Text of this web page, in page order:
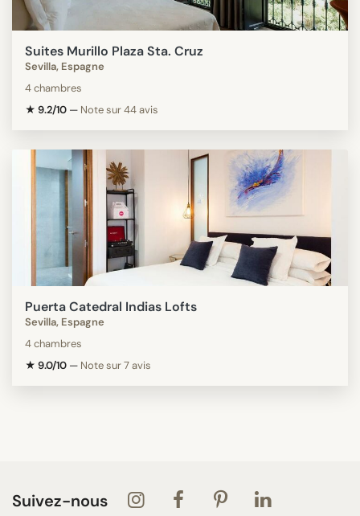
Suites Murillo Plaza Sta. Cruz
Sevilla, Espagne
4 chambres
★ 9.2/10 — Note sur 44 avis
Puerta Catedral Indias Lofts
Sevilla, Espagne
4 chambres
★ 9.0/10 — Note sur 7 avis
Suivez-nous